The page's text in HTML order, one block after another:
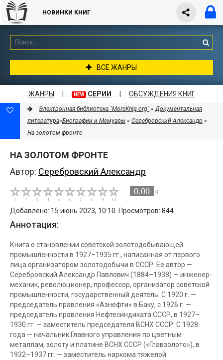
НОВИНКИ КНИГ
ВСЕ ЖАНРЫ
ЖАНРЫ NEW СЕРИИ ОБСУЖДЕНИЯ КНИГ
Электронная библиотека "MoreKnig.org" »Документальная
литература»Биографии и Мемуары » Серебровский Александр »
На золотом фронте
НА ЗОЛОТОМ ФРОНТЕ
Автор: Серебровский Александр
0.00 0
Добавлено: 15 июнь 2023, 10:10. Просмотров: 844
Аннотация:
Книга о становлении советской золотодобывающей
промышленности в 1927–1935 гг., написанная от первого
лица организатором золотодобычи в СССР. Ее автор —
Серебровский Александр Павлович (1884–1938) — инженер-
механик, революционер, профессор, организатор советской
промышленности, государственный деятель. С 1920 г. —
председатель правления «Азнефти» в Баку, с 1926 г. —
председатель правления Нефтесиндиката СССР, в 1927–
1930 гг. — заместитель председателя ВСНХ СССР. С 1928
года — начальник Главного управления по цветным
металлам, золоту и платине ВСНХ СССР («Главзолото»), в
1932–1937 гг. — заместитель наркома тяжелой